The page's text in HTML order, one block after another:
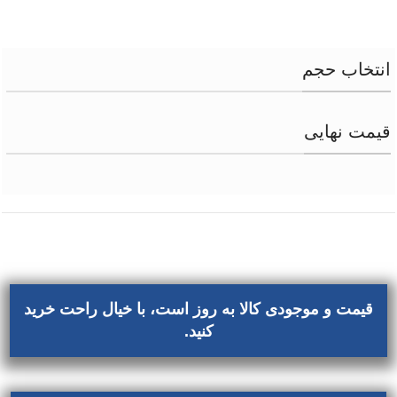
انتخاب حجم
قیمت نهایی
قیمت و موجودی کالا به روز است، با خیال راحت خرید
کنید.